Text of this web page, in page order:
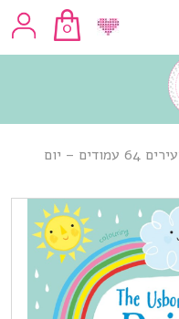
0
חוברת פעילות לילדים צעירים 64 עמודים – יום